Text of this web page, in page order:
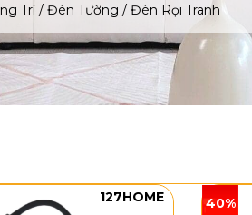
Trí/ Đèn Tường / Đèn Rọi Tranh
127HOME 40%